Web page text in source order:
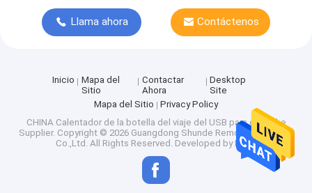
Llama ahora Contáctenos
Inicio
Mapa del
Sitio
Contactar
Ahora
Desktop
Site
Mapa del Sitio
Privacy Policy
CHINA Calentador de la botella del viaje del USB para el coche
Supplier. Copyright © 2026 Guangdong Shunde Remon technology
Co.,Ltd. All Rights Reserved. Developed by ECER